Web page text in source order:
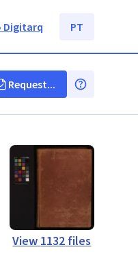
Digitarq PT
Request...
View 1132 files